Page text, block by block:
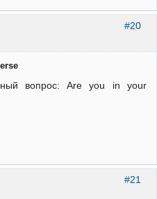
#20
вопрос: Are you in your
#21